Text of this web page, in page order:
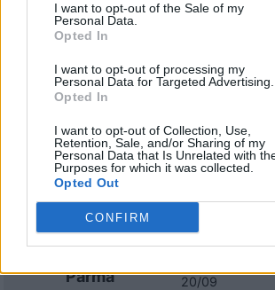
I want to opt-out of the Sale of my
Personal Data.
Opted In
I want to opt-out of processing my
Personal Data for Targeted Advertising.
Opted In
I want to opt-out of Collection, Use,
Retention, Sale, and/or Sharing of my
Personal Data that Is Unrelated with
Purposes for which it was collected.
Opted Out
CONFIRM
Prossime partite
Genoa 22/08
Genoa 04/09
Genoa 12/09
Parma 20/09